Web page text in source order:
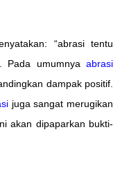
“abrasi tentu
Pada umumnya abrasi
dampak positif.
juga sangat merugikan
akan dipaparkan bukti-